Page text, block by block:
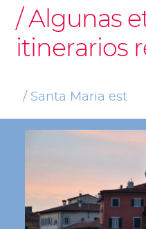
Algunas
itinerarios
Santa Maria est